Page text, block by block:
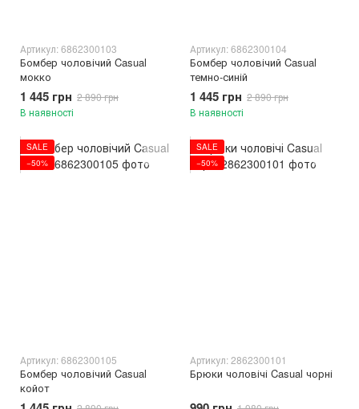
Артикул: 6862300103
Бомбер чоловічий Casual
мокко
1 445 грн 2 890 грн
В наявності
Артикул: 6862300104
Бомбер чоловічий Casual
темно-синій
1 445 грн 2 890 грн
В наявності
SALE
−50%
Артикул: 6862300105
Бомбер чоловічий Casual
койот
SALE
−50%
Артикул: 2862300101
Брюки чоловічі Casual чорні